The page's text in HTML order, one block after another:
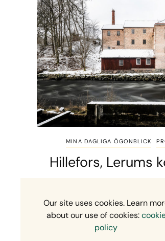
MINA DAGLIGA ÖGONBLICK
Hillefors, Lerums
20
Our site uses cookies. Learn
about our use of cookies:
policy